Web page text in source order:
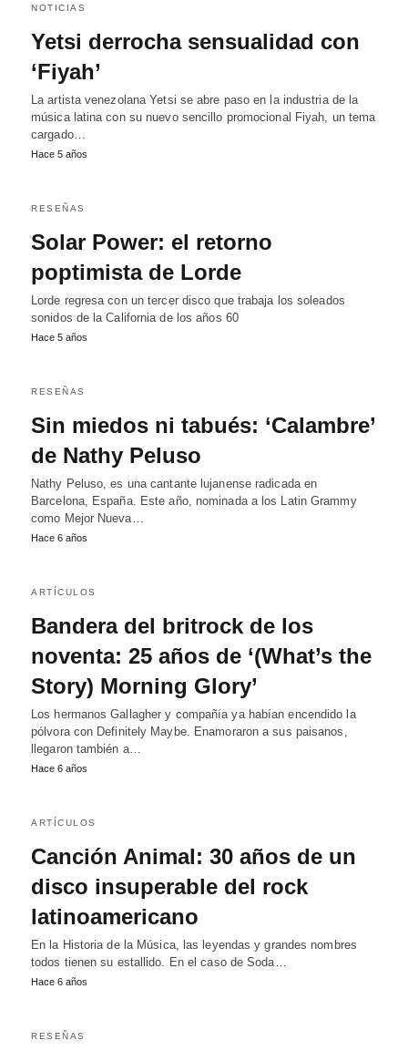
NOTICIAS
Yetsi derrocha sensualidad con
‘Fiyah’
La artista venezolana Yetsi se abre paso en la industria de la
música latina con su nuevo sencillo promocional Fiyah, un tema
cargado…
Hace 5 años
RESEÑAS
Solar Power: el retorno
poptimista de Lorde
Lorde regresa con un tercer disco que trabaja los soleados
sonidos de la California de los años 60
Hace 5 años
RESEÑAS
Sin miedos ni tabués: ‘Calambre’
de Nathy Peluso
Nathy Peluso, es una cantante lujanense radicada en
Barcelona, España. Este año, nominada a los Latin Grammy
como Mejor Nueva…
Hace 6 años
ARTÍCULOS
Bandera del britrock de los
noventa: 25 años de ‘(What’s the
Story) Morning Glory’
Los hermanos Gallagher y compañía ya habían encendido la
pólvora con Definitely Maybe. Enamoraron a sus paisanos,
llegaron también a…
Hace 6 años
ARTÍCULOS
Canción Animal: 30 años de un
disco insuperable del rock
latinoamericano
En la Historia de la Música, las leyendas y grandes nombres
todos tienen su estallido. En el caso de Soda…
Hace 6 años
RESEÑAS